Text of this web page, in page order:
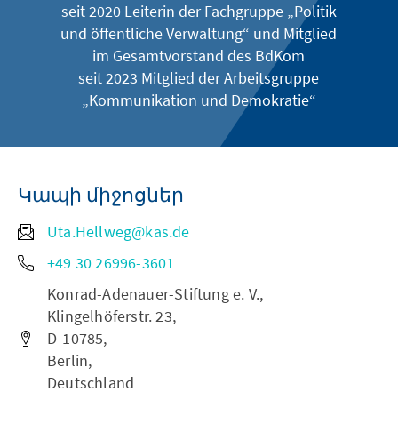
seit 2020 Leiterin der Fachgruppe „Politik
und öffentliche Verwaltung“ und Mitglied
im Gesamtvorstand des BdKom
seit 2023 Mitglied der Arbeitsgruppe
„Kommunikation und Demokratie“
Կապի միջոցներ
Uta.Hellweg@kas.de
+49 30 26996-3601
Konrad-Adenauer-Stiftung e. V.,
Klingelhöferstr. 23,
D-10785,
Berlin,
Deutschland